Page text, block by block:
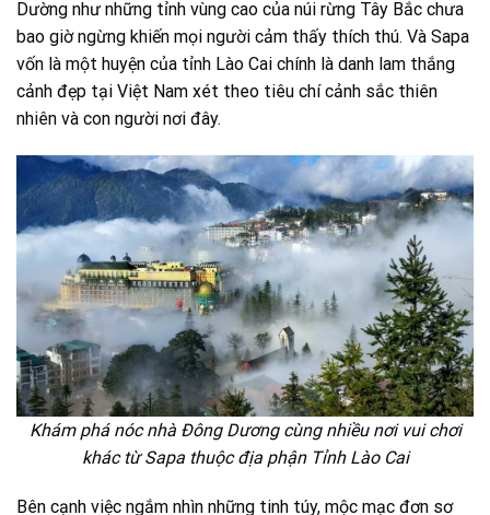
Dường như những tỉnh vùng cao của núi rừng Tây Bắc chưa
bao giờ ngừng khiến mọi người cảm thấy thích thú. Và Sapa
vốn là một huyện của tỉnh Lào Cai chính là danh lam thắng
cảnh đẹp tại Việt Nam xét theo tiêu chí cảnh sắc thiên
nhiên và con người nơi đây.
Khám phá nóc nhà Đông Dương cùng nhiều nơi vui chơi
khác từ Sapa thuộc địa phận Tỉnh Lào Cai
Bên cạnh việc ngắm nhìn những tinh túy, mộc mạc đơn sơ